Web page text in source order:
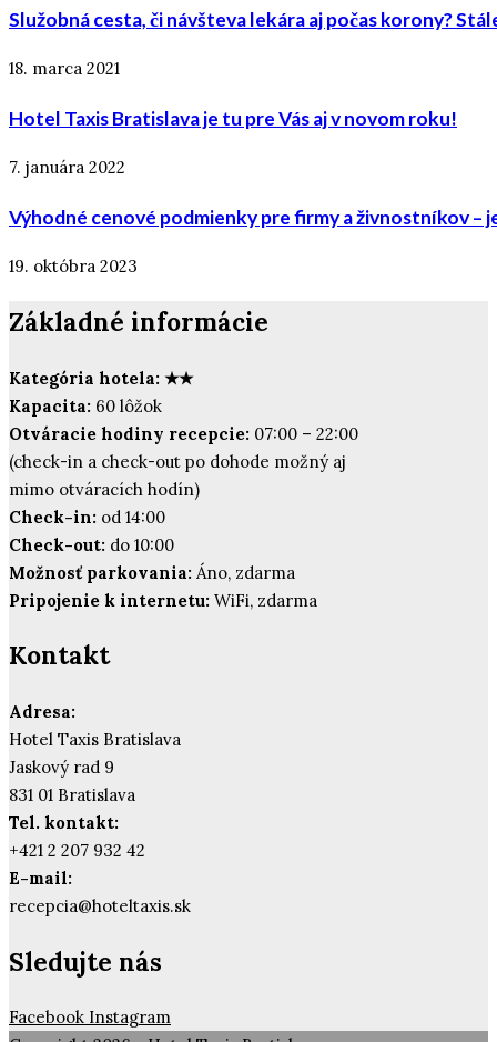
Služobná cesta, či návšteva lekára aj počas korony?
18. marca 2021
Hotel Taxis Bratislava je tu pre Vás aj v novom roku!
7. januára 2022
Výhodné cenové podmienky pre firmy a živnostníkov –
19. októbra 2023
Základné informácie
Kategória hotela: ★★
Kapacita: 60 lôžok
Otváracie hodiny recepcie: 07:00 – 22:00
(check-in a check-out po dohode možný aj
mimo otváracích hodín)
Check-in: od 14:00
Check-out: do 10:00
Možnosť parkovania: Áno, zdarma
Pripojenie k internetu: WiFi, zdarma
Kontakt
Adresa:
Hotel Taxis Bratislava
Jaskový rad 9
831 01 Bratislava
Tel. kontakt:
+421 2 207 932 42
E-mail:
recepcia@hoteltaxis.sk
Sledujte nás
Facebook Instagram